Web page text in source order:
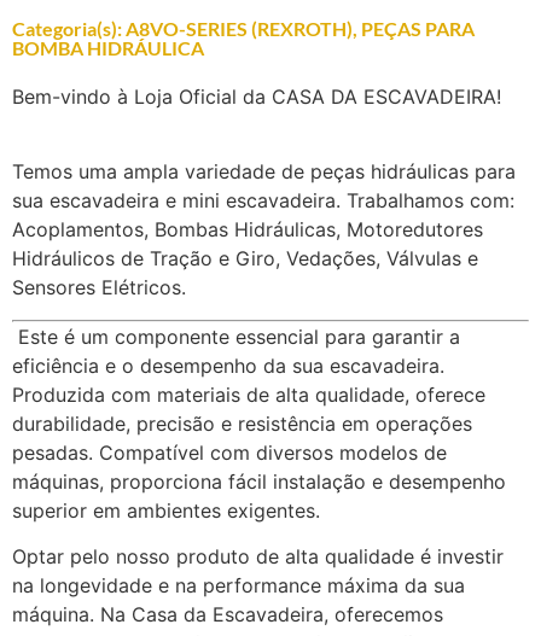
Categoria(s):A8VO-SERIES (REXROTH), PEÇAS PARA
BOMBA HIDRÁULICA
Bem-vindo à Loja Oficial da CASA DA ESCAVADEIRA!
Temos uma ampla variedade de peças hidráulicas para
sua escavadeira e mini escavadeira. Trabalhamos com:
Acoplamentos, Bombas Hidráulicas, Motoredutores
Hidráulicos de Tração e Giro, Vedações, Válvulas e
Sensores Elétricos.
Este é um componente essencial para garantir a
eficiência e o desempenho da sua escavadeira.
Produzida com materiais de alta qualidade, oferece
durabilidade, precisão e resistência em operações
pesadas. Compatível com diversos modelos de
máquinas, proporciona fácil instalação e desempenho
superior em ambientes exigentes.
Optar pelo nosso produto de alta qualidade é investir
na longevidade e na performance máxima da sua
máquina. Na Casa da Escavadeira, oferecemos